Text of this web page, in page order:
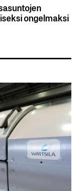
ongelmaksi